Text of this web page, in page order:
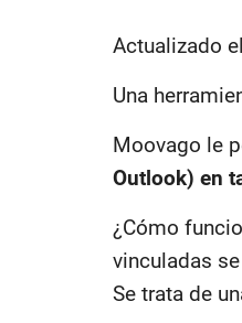
Actualizado
Una
Moovago le
Outlook) en
¿Cómo
vinculadas
Se trata de